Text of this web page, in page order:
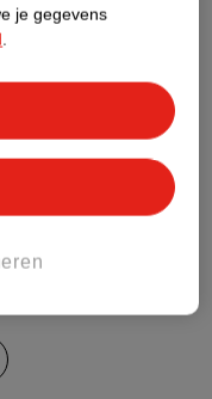
je gegevens
.